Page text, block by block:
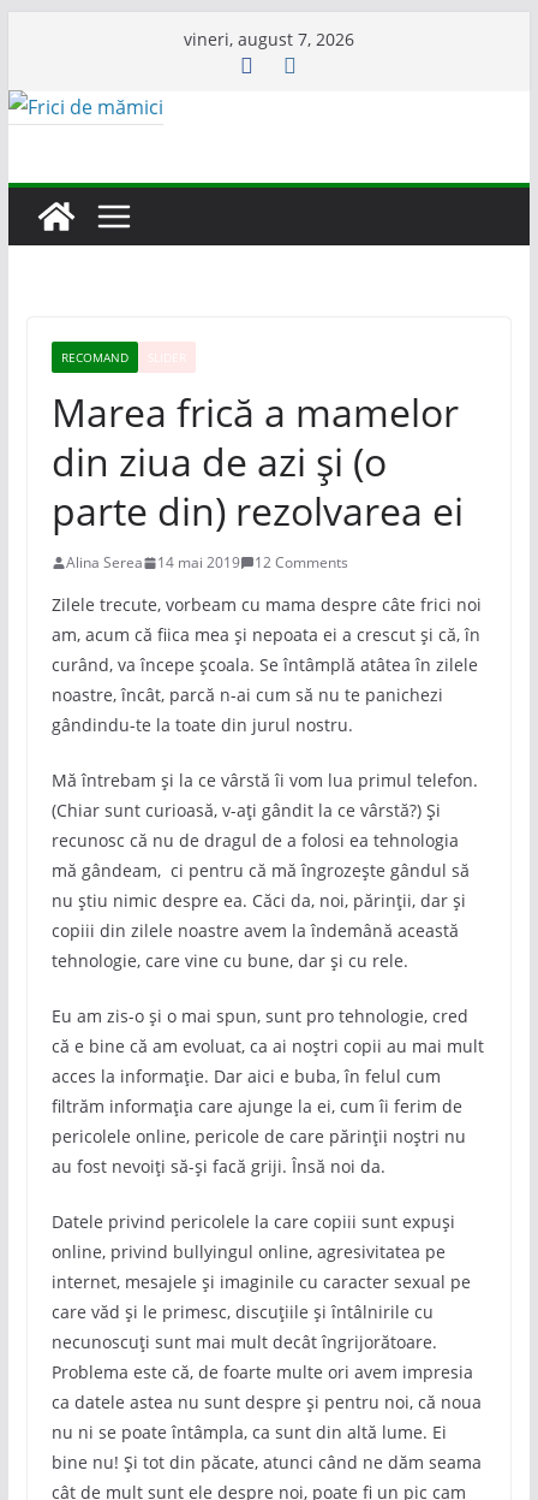
content
vineri, august 7, 2026
RECOMAND
Marea frică a mamelor
din ziua de azi și (o
parte din) rezolvarea ei
Alina Serea 14 mai 2019 12 Comments
Zilele trecute, vorbeam cu mama despre câte frici noi
am, acum că fiica mea și nepoata ei a crescut și că, în
curând, va începe școala. Se întâmplă atâtea în zilele
noastre, încât, parcă n-ai cum să nu te panichezi
gândindu-te la toate din jurul nostru.
Mă întrebam și la ce vârstă îi vom lua primul telefon.
(Chiar sunt curioasă, v-ați gândit la ce vârstă?) Și
recunosc că nu de dragul de a folosi ea tehnologia
mă gândeam, ci pentru că mă îngrozește gândul să
nu știu nimic despre ea. Căci da, noi, părinții, dar și
copiii din zilele noastre avem la îndemână această
tehnologie, care vine cu bune, dar și cu rele.
Eu am zis-o și o mai spun, sunt pro tehnologie, cred
că e bine că am evoluat, ca ai noștri copii au mai mult
acces la informație. Dar aici e buba, în felul cum
filtrăm informația care ajunge la ei, cum îi ferim de
pericolele online, pericole de care părinții noștri nu
au fost nevoiți să-și facă griji. Însă noi da.
Datele privind pericolele la care copiii sunt expuși
online, privind bullyingul online, agresivitatea pe
internet, mesajele și imaginile cu caracter sexual pe
care văd și le primesc, discuțiile și întâlnirile cu
necunoscuți sunt mai mult decât îngrijorătoare.
Problema este că, de foarte multe ori avem impresia
ca datele astea nu sunt despre și pentru noi, că noua
nu ni se poate întâmpla, ca sunt din altă lume. Ei
bine nu! Și tot din păcate, atunci când ne dăm seama
cât de mult sunt ele despre noi, poate fi un pic cam